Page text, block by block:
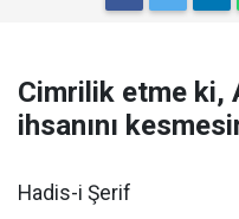
Cimrilik etme ki,
ihsanını
Hadis-i Şerif